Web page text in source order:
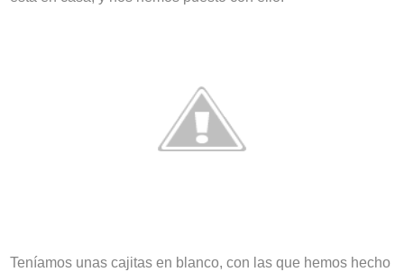
Teníamos unas cajitas en blanco, con las que hemos hecho